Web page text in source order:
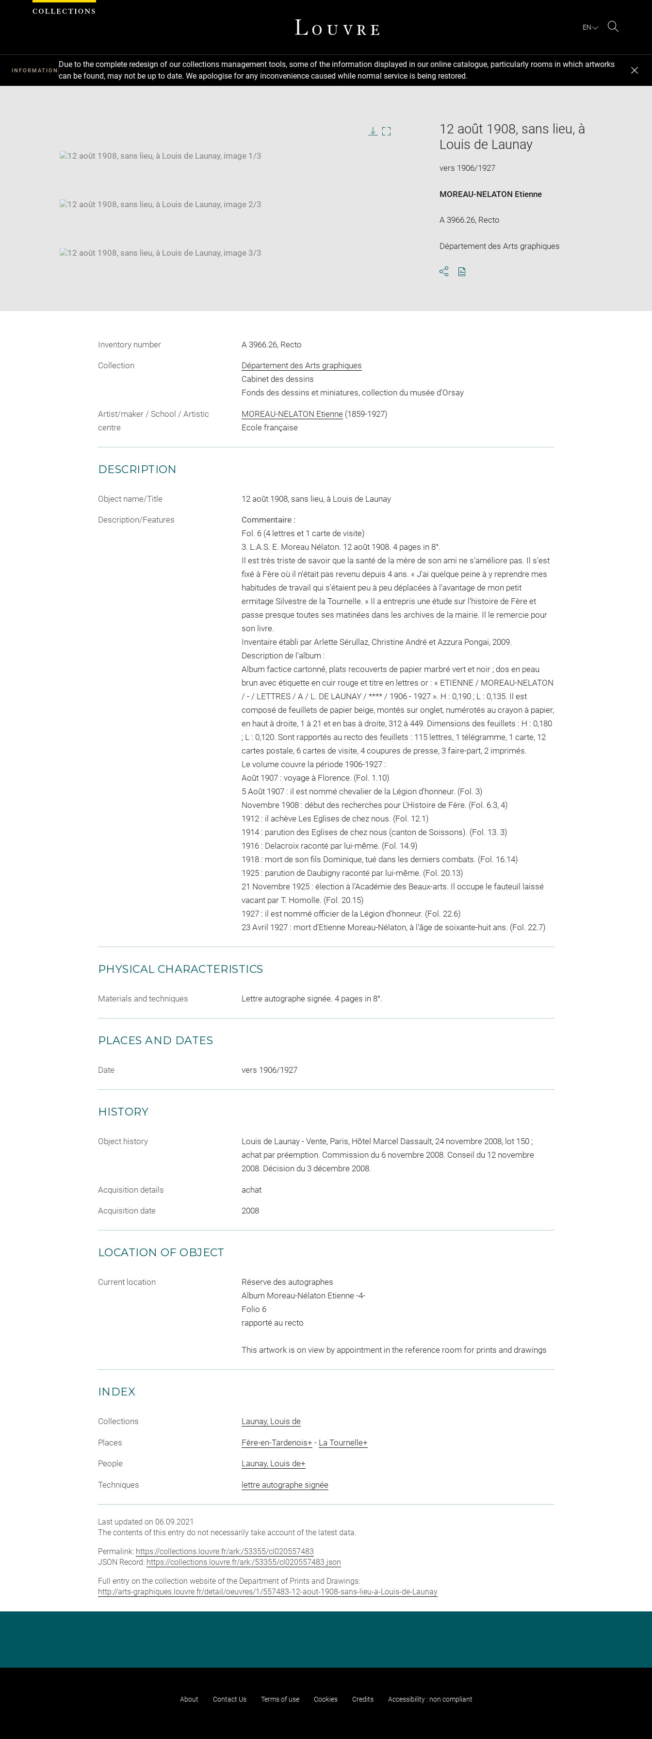
EN
INFORMATION
Due to the complete redesign of our collections management tools, some of the information displayed in our online catalogue, particularly rooms in which artworks
can be found, may not be up to date. We apologise for any inconvenience caused while normal service is being restored.
window
SKIP IMAGE CAROUSEL
12 août 1908, sans lieu, à
Louis de Launay
vers 1906/1927
MOREAU-NELATON Etienne
A 3966.26, Recto
Département des Arts graphiques
Inventory number A 3966.26, Recto
Collection
Département des Arts graphiques
Cabinet des dessins
Fonds des dessins et miniatures, collection du musée d'Orsay
Artist/maker / School / Artistic
centre
MOREAU-NELATON Etienne(1859-1927)
Ecole française
DESCRIPTION
Object name/Title 12 août 1908, sans lieu, à Louis de Launay
Description/Features
Commentaire :
Fol. 6 (4 lettres et 1 carte de visite)
3. L.A.S. E. Moreau Nélaton. 12 août 1908. 4 pages in 8°.
Il est très triste de savoir que la santé de la mère de son ami ne s'améliore pas. Il s'est
fixé à Fère où il n'était pas revenu depuis 4 ans. « J'ai quelque peine à y reprendre mes
habitudes de travail qui s'étaient peu à peu déplacées à l'avantage de mon petit
ermitage Silvestre de la Tournelle. » Il a entrepris une étude sur l'histoire de Fère et
passe presque toutes ses matinées dans les archives de la mairie. Il le remercie pour
son livre.
Inventaire établi par Arlette Sérullaz, Christine André et Azzura Pongai, 2009.
Description de l'album :
Album factice cartonné, plats recouverts de papier marbré vert et noir ; dos en peau
brun avec étiquette en cuir rouge et titre en lettres or : « ETIENNE / MOREAU-NELATON
/ - / LETTRES / A / L. DE LAUNAY / **** / 1906 - 1927 ». H : 0,190 ; L : 0,135. Il est
composé de feuillets de papier beige, montés sur onglet, numérotés au crayon à papier,
en haut à droite, 1 à 21 et en bas à droite, 312 à 449. Dimensions des feuillets : H : 0,180
; L : 0,120. Sont rapportés au recto des feuillets : 115 lettres, 1 télégramme, 1 carte, 12
cartes postale, 6 cartes de visite, 4 coupures de presse, 3 faire-part, 2 imprimés.
Le volume couvre la période 1906-1927 :
Août 1907 : voyage à Florence. (Fol. 1.10)
5 Août 1907 : il est nommé chevalier de la Légion d'honneur. (Fol. 3)
Novembre 1908 : début des recherches pour L'Histoire de Fère. (Fol. 6.3, 4)
1912 : il achève Les Eglises de chez nous. (Fol. 12.1)
1914 : parution des Eglises de chez nous (canton de Soissons). (Fol. 13. 3)
1916 : Delacroix raconté par lui-même. (Fol. 14.9)
1918 : mort de son fils Dominique, tué dans les derniers combats. (Fol. 16.14)
1925 : parution de Daubigny raconté par lui-même. (Fol. 20.13)
21 Novembre 1925 : élection à l'Académie des Beaux-arts. Il occupe le fauteuil laissé
vacant par T. Homolle. (Fol. 20.15)
1927 : il est nommé officier de la Légion d'honneur. (Fol. 22.6)
23 Avril 1927 : mort d'Etienne Moreau-Nélaton, à l'âge de soixante-huit ans. (Fol. 22.7)
PHYSICAL CHARACTERISTICS
Materials and techniques Lettre autographe signée. 4 pages in 8°.
PLACES AND DATES
Date vers 1906/1927
HISTORY
Object history
Louis de Launay - Vente, Paris, Hôtel Marcel Dassault, 24 novembre 2008, lot 150 ;
achat par préemption. Commission du 6 novembre 2008. Conseil du 12 novembre
2008. Décision du 3 décembre 2008.
Acquisition details achat
Acquisition date 2008
LOCATION OF OBJECT
Current location
Réserve des autographes
Album Moreau-Nélaton Etienne -4-
Folio 6
rapporté au recto
This artwork is on view by appointment in the reference room for prints and drawings
INDEX
Collections Launay, Louis de
Places Fère-en-Tardenois+ - La Tournelle+
People Launay, Louis de+
Techniques lettre autographe signée
Last updated on 06.09.2021
The contents of this entry do not necessarily take account of the latest data.
Permalink: https://collections.louvre.fr/ark:/53355/cl020557483
JSON Record: https://collections.louvre.fr/ark:/53355/cl020557483.json
Full entry on the collection website of the Department of Prints and Drawings:
http://arts-graphiques.louvre.fr/detail/oeuvres/1/557483-12-aout-1908-sans-lieu-a-Louis-de-Launay
About Contact Us Terms of use Cookies Credits Accessibility : non compliant
Cookies management panel